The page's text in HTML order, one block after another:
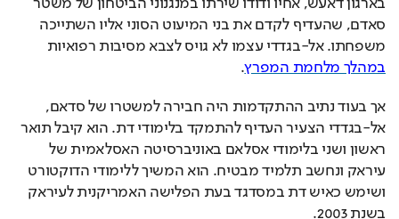
בארגון דאעש, אחיו ודודו שירתו במנגנוני הביטחון של משטר
סאדם, שהעדיף לקדם את בני המיעוט הסוני אליו השתייכה
משפחתו. אל-בגדדי עצמו לא גויס לצבא מסיבות רפואיות
במהלך מלחמת המפרץ.
אך בעוד נתיב ההתקדמות היה חבירה למשטרו של סדאם,
אל-בגדדי הצעיר העדיף להתמקד בלימודי דת. הוא קיבל תואר
ראשון ושני בלימודי אסלאם באוניברסיטה האסלאמית של
עיראק ונחשב תלמיד מבטיח. הוא המשיך ללימודי הדוקטורט
ושימש כאיש דת במסדגד בעת הפלישה האמריקנית לעיראק
בשנת 2003.